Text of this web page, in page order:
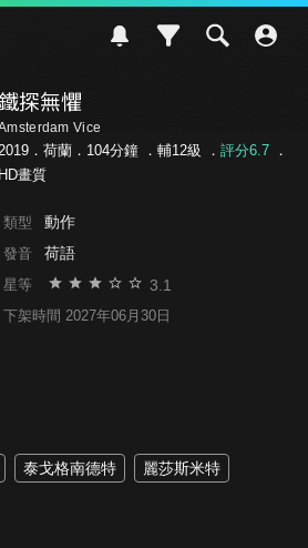
鐵探無懼
Vice
．荷蘭．104分鐘 ． 輔12級 ． 評分6.7．
HD畫質
類型 動作
發音 荷語
星等 3.1
下架時間 2027年06月30日
泰戈格南德特
麗莎斯米特